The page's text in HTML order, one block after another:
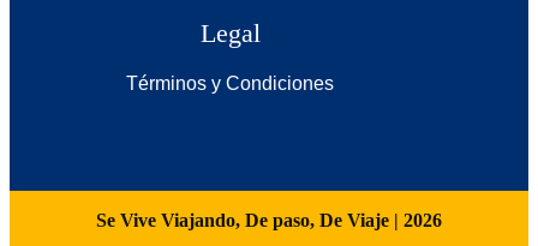
Legal
Términos y Condiciones
Se Vive Viajando, De paso, De Viaje | 2026